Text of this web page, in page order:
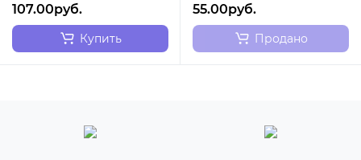
107.00руб.
Купить
55.00руб.
Продано